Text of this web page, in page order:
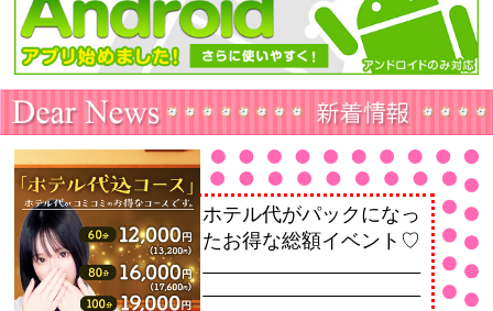
ホテル代がパックになっ
たお得な総額イベント♡